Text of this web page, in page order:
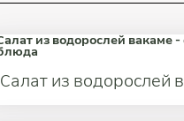
Салат из водорослей